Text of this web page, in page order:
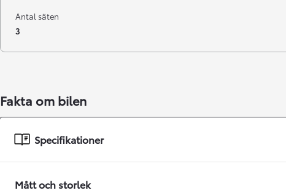
Från 238 900 kr
Easy Billån
GR Yaris
Antal säten
3
Fakta om bilen
Specifikationer
Mått och storlek